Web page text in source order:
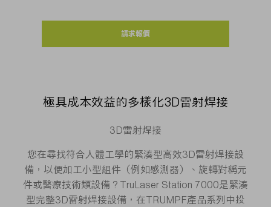
請求報價
極具成本效益的多樣化3D雷射焊接
3D雷射焊接
您在尋找符合人體工學的緊湊型高效3D雷射焊接設
備，以便加工小型組件（例如感測器）、旋轉對稱元
件或醫療技術類設備？TruLaser Station 7000是緊湊
型完整3D雷射焊接設備，在TRUMPF產品系列中投